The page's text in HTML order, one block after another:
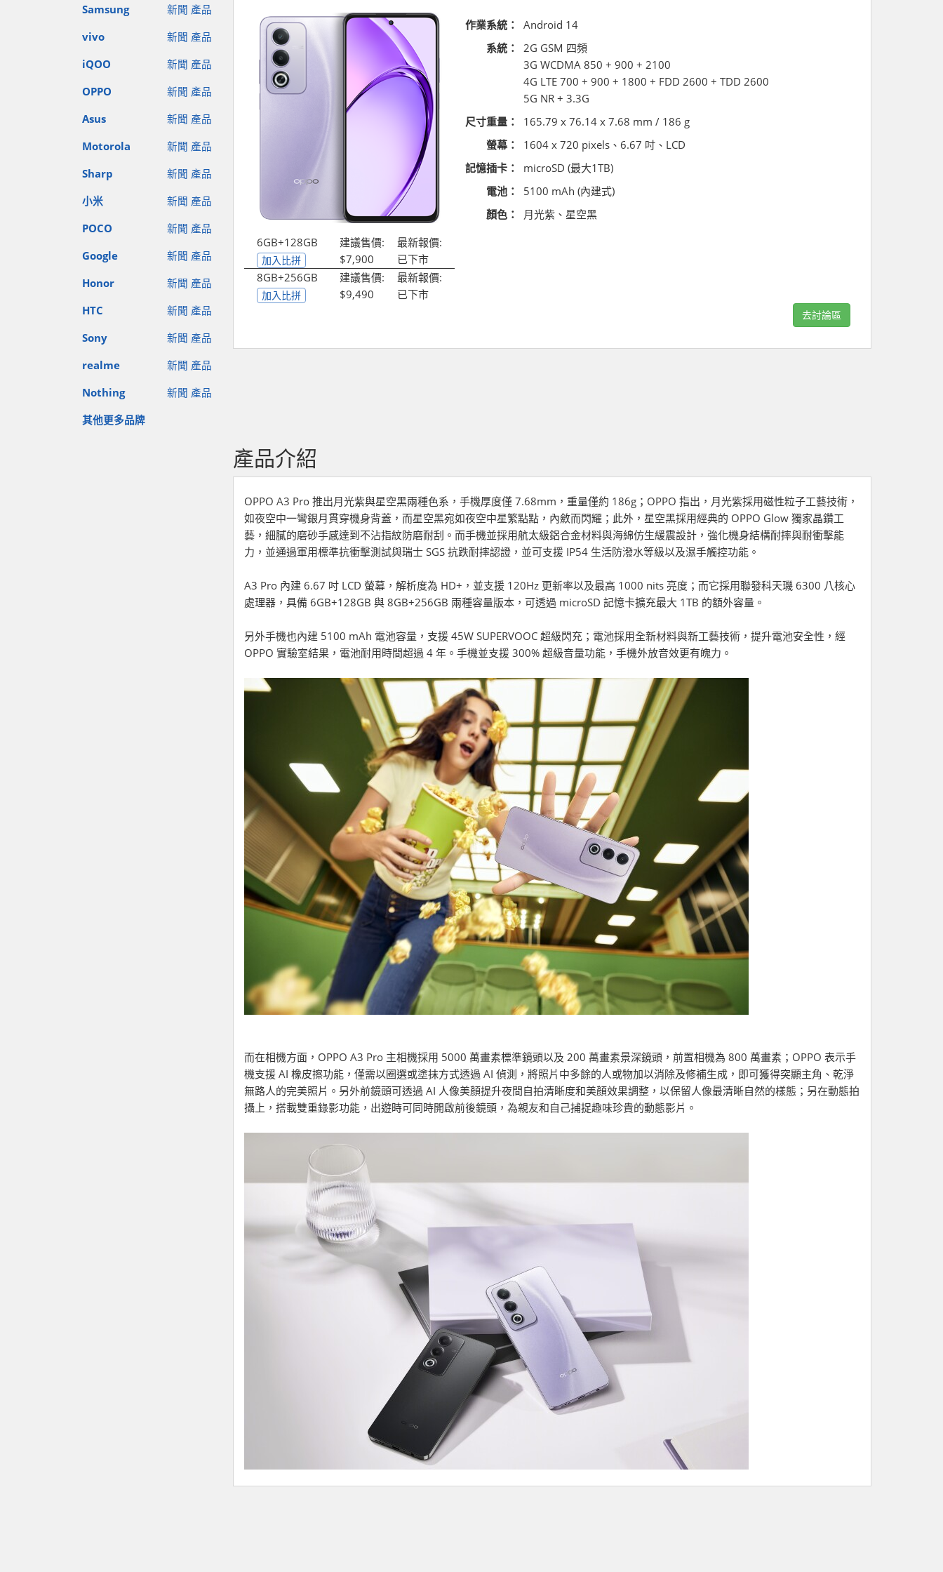
Samsung
新聞 產品
vivo
新聞 產品
iQOO
新聞 產品
OPPO
新聞 產品
Asus
新聞 產品
Motorola
新聞 產品
Sharp
新聞 產品
小米
新聞 產品
POCO
新聞 產品
Google
新聞 產品
Honor
新聞 產品
HTC
新聞 產品
Sony
新聞 產品
realme
新聞 產品
Nothing
新聞 產品
其他更多品牌
6GB+128GB
加入比拼
建議售價:
$7,900
最新報價:
已下市
8GB+256GB
加入比拼
建議售價:
$9,490
最新報價:
已下市
作業系統：
Android 14
系統：
2G GSM 四頻
3G WCDMA 850 + 900 + 2100
4G LTE 700 + 900 + 1800 + FDD 2600 + TDD 2600
5G NR + 3.3G
尺寸重量：
165.79 x 76.14 x 7.68 mm / 186 g
螢幕：
1604 x 720 pixels、6.67 吋、LCD
記憶插卡：
microSD (最大1TB)
電池：
5100 mAh (內建式)
顏色：
月光紫、星空黑
去討論區
產品介紹
OPPO A3 Pro 推出月光紫與星空黑兩種色系，手機厚度僅 7.68mm，重量僅約 186g；OPPO 指出，月光紫採用磁性粒子工藝技術，
如夜空中一彎銀月貫穿機身背蓋，而星空黑宛如夜空中星繁點點，內斂而閃耀；此外，星空黑採用經典的 OPPO Glow 獨家晶鑽工
藝，細膩的磨砂手感達到不沾指紋防磨耐刮。而手機並採用航太級鋁合金材料與海綿仿生緩震設計，強化機身結構耐摔與耐衝擊能
力，並通過軍用標準抗衝擊測試與瑞士 SGS 抗跌耐摔認證，並可支援 IP54 生活防潑水等級以及濕手觸控功能。
A3 Pro 內建 6.67 吋 LCD 螢幕，解析度為 HD+，並支援 120Hz 更新率以及最高 1000 nits 亮度；而它採用聯發科天璣 6300 八核心
處理器，具備 6GB+128GB 與 8GB+256GB 兩種容量版本，可透過 microSD 記憶卡擴充最大 1TB 的額外容量。
另外手機也內建 5100 mAh 電池容量，支援 45W SUPERVOOC 超級閃充；電池採用全新材料與新工藝技術，提升電池安全性，經
OPPO 實驗室結果，電池耐用時間超過 4 年。手機並支援 300% 超級音量功能，手機外放音效更有魄力。
而在相機方面，OPPO A3 Pro 主相機採用 5000 萬畫素標準鏡頭以及 200 萬畫素景深鏡頭，前置相機為 800 萬畫素；OPPO 表示手
機支援 AI 橡皮擦功能，僅需以圈選或塗抹方式透過 AI 偵測，將照片中多餘的人或物加以消除及修補生成，即可獲得突顯主角、乾淨
無路人的完美照片。另外前鏡頭可透過 AI 人像美顏提升夜間自拍清晰度和美顏效果調整，以保留人像最清晰自然的樣態；另在動態拍
攝上，搭載雙重錄影功能，出遊時可同時開啟前後鏡頭，為親友和自己捕捉趣味珍貴的動態影片。